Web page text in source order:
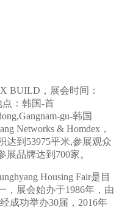
BUILD，展会时间：
点：韩国-首
gu-韩国
Networks & Homdex，
达到53975平米,参展观众
品牌达到700家。
Housing Fair是目
，展会始办于1986年，由
成功举办30届，2016年